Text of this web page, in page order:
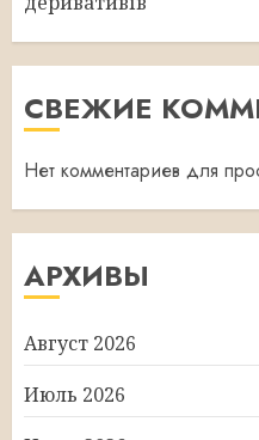
СВЕЖИЕ
Нет комментариев для
АРХИВЫ
Август 2026
Июль 2026